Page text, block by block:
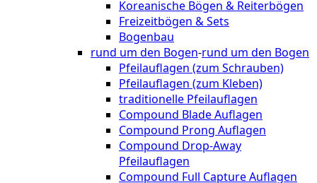
Koreanische Bögen & Reiterbögen
Freizeitbögen & Sets
Bogenbau
rund um den Bogen-rund um den Bogen
Pfeilauflagen (zum Schrauben)
Pfeilauflagen (zum Kleben)
traditionelle Pfeilauflagen
Compound Blade Auflagen
Compound Prong Auflagen
Compound Drop-Away
Pfeilauflagen
Compound Full Capture Auflagen